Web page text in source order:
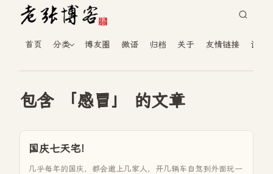
首页 分类 博友圈 微语 归档 关于 友情链接 读者
包含 「感冒」 的文章
国庆七天宅！
几乎每年的国庆，都会邀上几家人，开几辆车自驾到外面玩一